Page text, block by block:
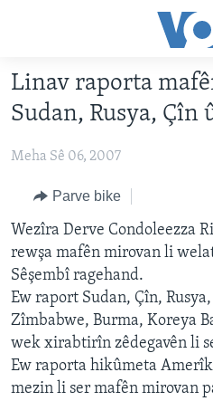
Yekser
here
naveroka
Yekser
serekî
Yekser
here
Lêgerînê
VÎDYO GALERÎ
FOTO GALERÎ
RADYO
HEVPEYVÎN
HERÊMÊN KURDAN
AMERÎKA
TIRKÎYE
SÛRÎYE
ÎRAQ
ÎRAN
ROJHILATA NAVÎN
CÎHAN
Linav raporta
Sudan, Rusya, Çîn
Meha Sê 06, 2007
Parve bike
Wezîra Derve Condoleezza
rewşa mafên mirovan li
Sêşembî ragehand.
Ew raport Sudan, Çîn,
Zîmbabwe, Burma, Koreya
wek xirabtirîn zêdegavên li
Ew raporta hikûmeta
mezin li ser mafên mirovan